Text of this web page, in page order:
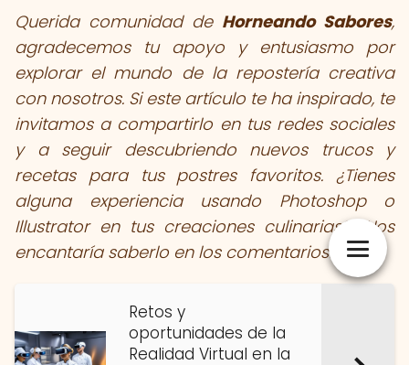
Querida comunidad de Horneando Sabores,
agradecemos tu apoyo y entusiasmo por
explorar el mundo de la repostería creativa
con nosotros. Si este artículo te ha inspirado, te
invitamos a compartirlo en tus redes sociales
y a seguir descubriendo nuevos trucos y
recetas para tus postres favoritos. ¿Tienes
alguna experiencia usando Photoshop o
Illustrator en tus creaciones culinarias? ¡Nos
encantaría saberlo en los comentarios!
Retos y
oportunidades de la
Realidad Virtual en la